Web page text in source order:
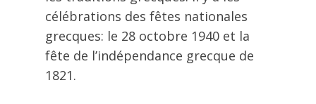
célébrations des fêtes nationales
grecques: le 28 octobre 1940 et la
fête de l’indépendance grecque de
1821.